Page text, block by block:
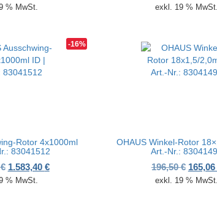
% MwSt. exkl. 19 % MwSt.
-16%
Rotor 4x1000ml
83041512
€ Ursprünglicher Preis war: 1.885,00 €
1.583,40 €Aktueller Preis ist: 1.583,40 €.
% MwSt.
OHAUS Winkel-Rotor
Art.-Nr.:
196,50€ 165,06
exkl. 19 % MwSt.